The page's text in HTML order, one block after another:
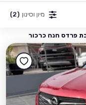
מיון וסינון (2)